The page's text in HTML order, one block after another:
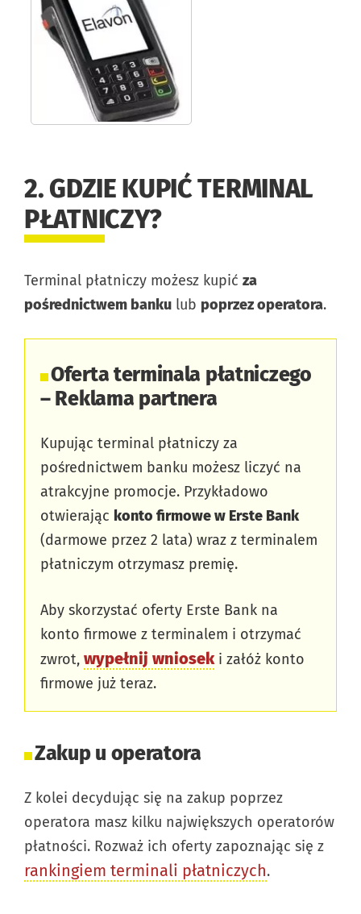
2. GDZIE KUPIĆ TERMINAL
PŁATNICZY?
Terminal płatniczy możesz kupić za
pośrednictwem banku lub poprzez operatora.
Oferta terminala płatniczego
– Reklama partnera
Kupując terminal płatniczy za
pośrednictwem banku możesz liczyć na
atrakcyjne promocje. Przykładowo
otwierając konto firmowe w Erste Bank
(darmowe przez 2 lata) wraz z terminalem
płatniczym otrzymasz premię.
Aby skorzystać oferty Erste Bank na
konto firmowe z terminalem i otrzymać
zwrot, wypełnij wnioseki załóż konto
firmowe już teraz.
Zakup u operatora
Z kolei decydując się na zakup poprzez
operatora masz kilku największych operatorów
płatności. Rozważ ich oferty zapoznając się z
rankingiem terminali płatniczych.